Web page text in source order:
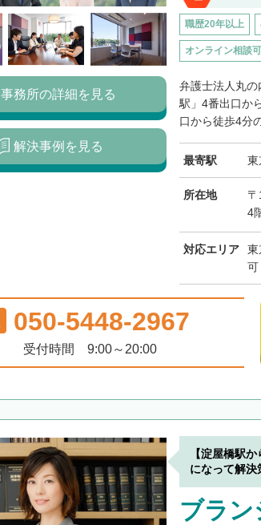
職歴20年以上
オンライン相談可
弁護士法人丸
駅」4番出口か
口から徒歩4分
最寄駅 東
所在地
4
対応エリア
東
可
事務所の詳細を見る
解決事例を見る
050-5448-2967
受付時間 9:00～20:00
【淀屋橋駅
になって解決
ブラン